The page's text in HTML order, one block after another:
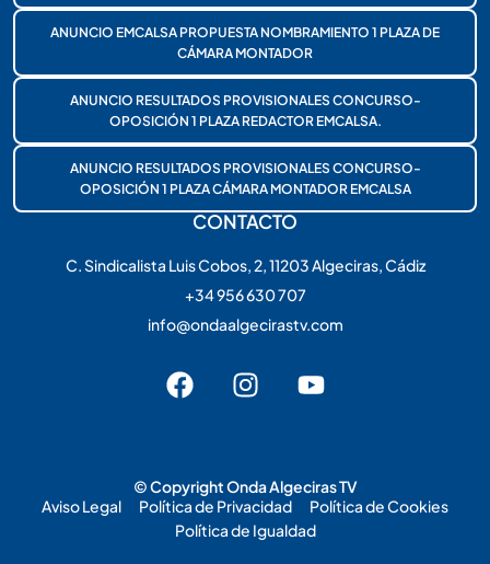
ANUNCIO EMCALSA PROPUESTA NOMBRAMIENTO 1 PLAZA DE
CÁMARA MONTADOR
ANUNCIO RESULTADOS PROVISIONALES CONCURSO-
OPOSICIÓN 1 PLAZA REDACTOR EMCALSA.
ANUNCIO RESULTADOS PROVISIONALES CONCURSO-
OPOSICIÓN 1 PLAZA CÁMARA MONTADOR EMCALSA
CONTACTO
C. Sindicalista Luis Cobos, 2, 11203 Algeciras, Cádiz
+34 956 630 707
info@ondaalgecirastv.com
© Copyright Onda Algeciras TV
Aviso Legal
Política de Privacidad
Política de Cookies
Política de Igualdad